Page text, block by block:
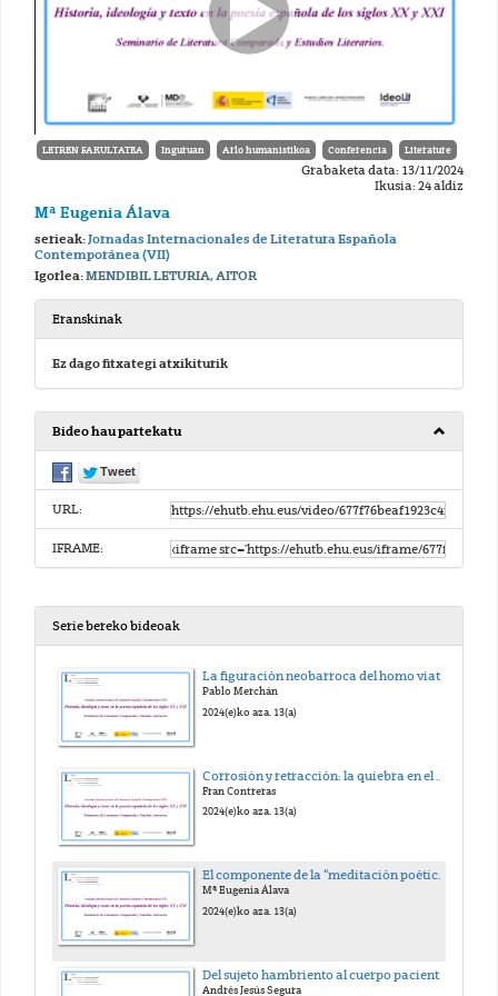
LETREN FAKULTATEA Inguruan Arlo humanistikoa Conferencia Literature
Grabaketa data: 13/11/2024
Ikusia: 24 aldiz
Mª Eugenia Álava
serieak:Jornadas Internacionales de Literatura Española
Contemporánea (VII)
Igorlea:MENDIBIL LETURIA, AITOR
Eranskinak
Ez dago fitxategi atxikiturik
Bideo hau partekatu
URL:
IFRAME:
Serie bereko bideoak
Pablo Merchán
2024(e)ko aza. 13(a)
Fran Contreras
2024(e)ko aza. 13(a)
El componente de la “meditación poética” en El holocausto de los huracanes (2010) de Jesús Hilario Tundidor
Mª Eugenia Álava
2024(e)ko aza. 13(a)
Andrés Jesús Segura